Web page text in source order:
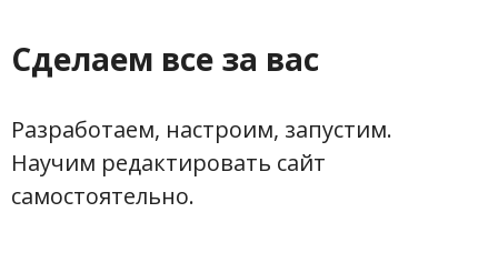
Сделаем все за вас
Разработаем, настроим, запустим.
Научим редактировать сайт
самостоятельно.